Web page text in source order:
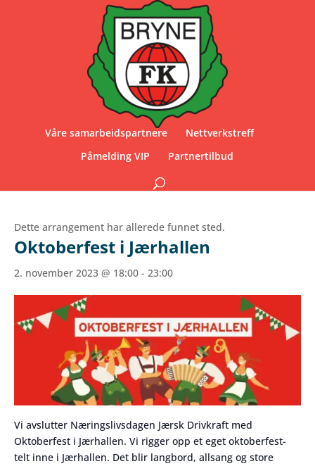
Våre samarbeidspartnere
Nettverkstreff
Påmelding VIP
Partnertilbud
Dette arrangement har allerede funnet sted.
Oktoberfest i Jærhallen
2. november 2023 @ 18:00 - 23:00
Vi avslutter Næringslivsdagen Jærsk Drivkraft med
Oktoberfest i Jærhallen. Vi rigger opp et eget oktoberfest-
telt inne i Jærhallen. Det blir langbord, allsang og store